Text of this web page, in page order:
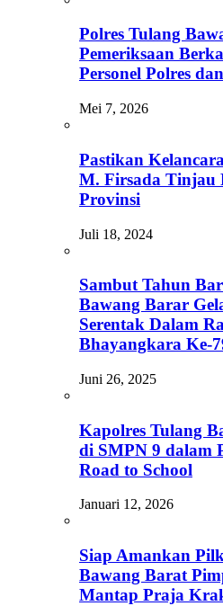
Polres Tulang
Pemeriksaan
Personel Polres
Mei 7, 2026
Pastikan
M. Firsada Tinjau
Provinsi
Juli 18, 2024
Sambut Tahun
Bawang Barar
Serentak Dalam
Bhayangkara Ke-
Juni 26, 2025
Kapolres Tulang
di SMPN 9 dalam
Road to School
Januari 12, 2026
Siap Amankan
Bawang Barat
Mantap Praja